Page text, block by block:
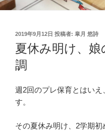
投
稿
日:
2019年9月12日 投稿者: 皐月 悠詩
夏休み明け、
調
週2回のプレ保育とはい
す。
その夏休み明け、2学期